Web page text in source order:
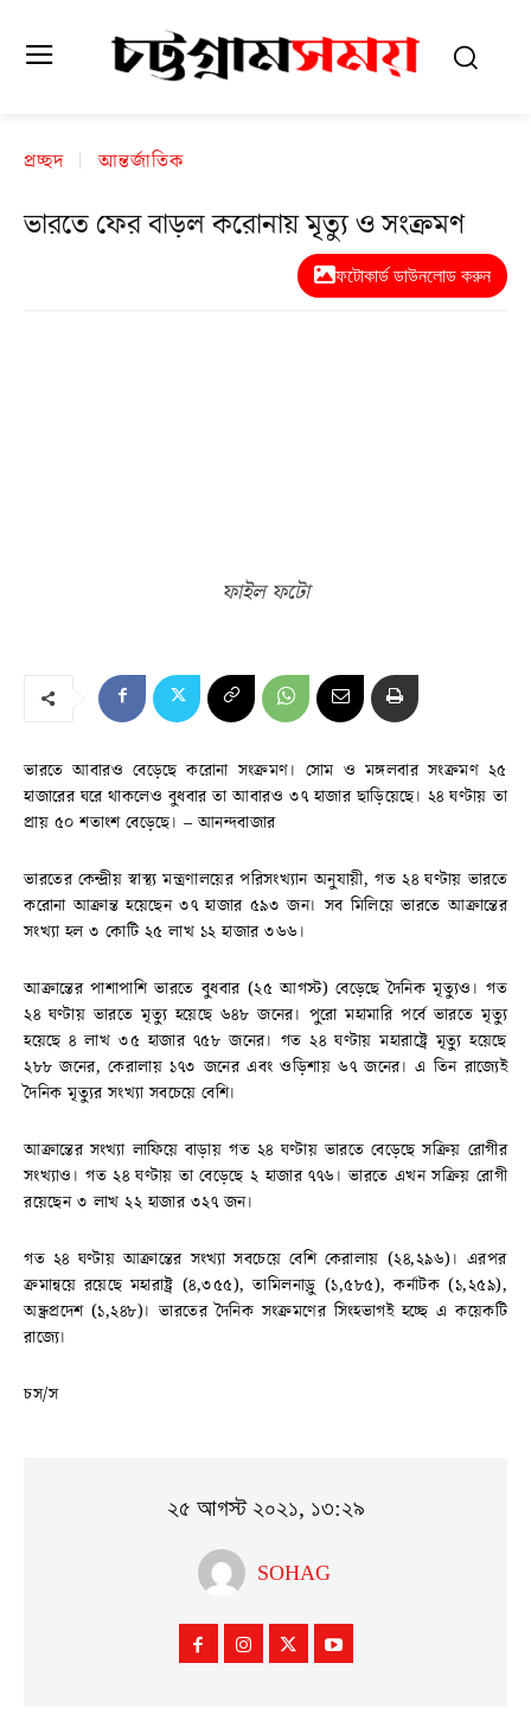
প্রচ্ছদ আন্তর্জাতিক
ভারতে ফের বাড়ল করোনায় মৃত্যু ও সংক্রমণ
ফটোকার্ড ডাউনলোড করুন
ফাইল ফটো
ভারতে আবারও বেড়েছে করোনা সংক্রমণ। সোম ও মঙ্গলবার সংক্রমণ ২৫
হাজারের ঘরে থাকলেও বুধবার তা আবারও ৩৭ হাজার ছাড়িয়েছে। ২৪ ঘণ্টায় তা
প্রায় ৫০ শতাংশ বেড়েছে। – আনন্দবাজার
ভারতের কেন্দ্রীয় স্বাস্থ্য মন্ত্রণালয়ের পরিসংখ্যান অনুযায়ী, গত ২৪ ঘণ্টায় ভারতে
করোনা আক্রান্ত হয়েছেন ৩৭ হাজার ৫৯৩ জন। সব মিলিয়ে ভারতে আক্রান্তের
সংখ্যা হল ৩ কোটি ২৫ লাখ ১২ হাজার ৩৬৬।
আক্রান্তের পাশাপাশি ভারতে বুধবার (২৫ আগস্ট) বেড়েছে দৈনিক মৃত্যুও। গত
২৪ ঘণ্টায় ভারতে মৃত্যু হয়েছে ৬৪৮ জনের। পুরো মহামারি পর্বে ভারতে মৃত্যু
হয়েছে ৪ লাখ ৩৫ হাজার ৭৫৮ জনের। গত ২৪ ঘণ্টায় মহারাষ্ট্রে মৃত্যু হয়েছে
২৮৮ জনের, কেরালায় ১৭৩ জনের এবং ওড়িশায় ৬৭ জনের। এ তিন রাজ্যেই
দৈনিক মৃত্যুর সংখ্যা সবচেয়ে বেশি।
আক্রান্তের সংখ্যা লাফিয়ে বাড়ায় গত ২৪ ঘণ্টায় ভারতে বেড়েছে সক্রিয় রোগীর
সংখ্যাও। গত ২৪ ঘণ্টায় তা বেড়েছে ২ হাজার ৭৭৬। ভারতে এখন সক্রিয় রোগী
রয়েছেন ৩ লাখ ২২ হাজার ৩২৭ জন।
গত ২৪ ঘণ্টায় আক্রান্তের সংখ্যা সবচেয়ে বেশি কেরালায় (২৪,২৯৬)। এরপর
ক্রমান্বয়ে রয়েছে মহারাষ্ট্র (৪,৩৫৫), তামিলনাড়ু (১,৫৮৫), কর্নাটক (১,২৫৯),
অন্ধ্রপ্রদেশ (১,২৪৮)। ভারতের দৈনিক সংক্রমণের সিংহভাগই হচ্ছে এ কয়েকটি
রাজ্যে।
চস/স
২৫ আগস্ট ২০২১, ১৩:২৯
SOHAG